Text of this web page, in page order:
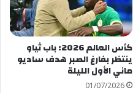
كأس العالم 2026: باب ثياو
ينتظر بفارغ الصبر هدف ساديو
ماني الأول الليلة
01/07/2026